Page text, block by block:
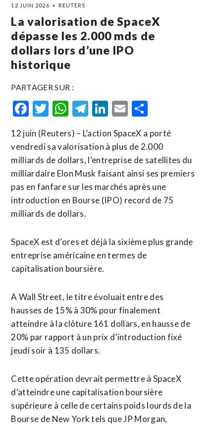
12 JUIN 2026 REUTERS
La valorisation de SpaceX
dépasse les 2.000 mds de
dollars lors d’une IPO
historique
PARTAGER SUR :
Facebook
Twitter
WhatsApp
Telegram
LinkedIn
Email
12 juin (Reuters) – L’action SpaceX a porté
vendredi sa valorisation à plus de 2.000
milliards de dollars, ​l’entreprise ‌de satellites du ​
milliardaire Elon ⁠Musk faisant ainsi ses premiers
‌pas ‌en fanfare sur les marchés après une
introduction en Bourse (IPO) ​record de 75
milliards de dollars.
SpaceX est d’ores et déjà la sixième plus grande
entreprise américaine en termes de
⁠capitalisation boursière.
A Wall Street, ⁠le titre évoluait entre des
hausses de 15% à 30% pour finalement
atteindre à la clôture 161 ⁠dollars, en ‌hausse de
20% par rapport ⁠à un prix ​d’introduction fixé ​
jeudi soir à 135 dollars.
Cette opération ​devrait permettre à SpaceX
d’atteindre une capitalisation ‌boursière
supérieure ​à celle de certains poids lourds ​de la
Bourse de New York tels que JP Morgan,